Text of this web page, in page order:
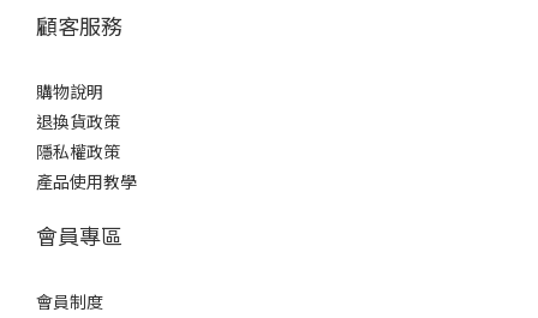
顧客服務
購物說明
退換貨政策
隱私權政策
產品使用教學
會員專區
會員制度